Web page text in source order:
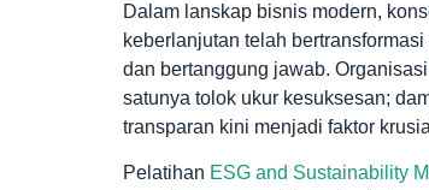
Dalam lanskap bisnis modern,
keberlanjutan telah
dan bertanggung jawab.
satunya tolok ukur kesuksesan;
transparan kini menjadi faktor
Pelatihan ESG and Sustainability